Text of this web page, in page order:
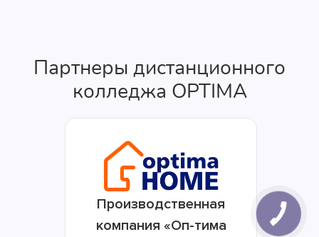
Партнеры дистанционного
колледжа OPTIMA
Производственная
компания «Оп-тима